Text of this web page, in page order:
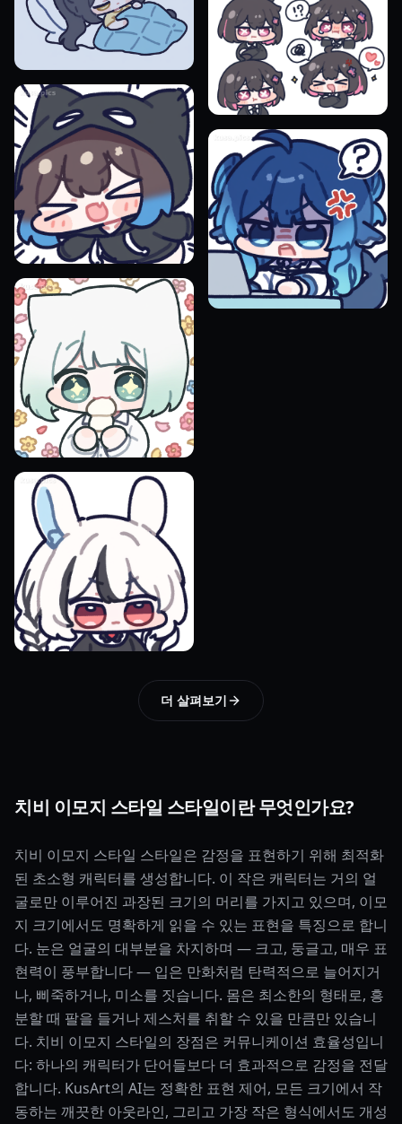
더 살펴보기
치비 이모지 스타일 스타일이란 무엇인가요?
치비 이모지 스타일 스타일은 감정을 표현하기 위해 최적화
된 초소형 캐릭터를 생성합니다. 이 작은 캐릭터는 거의 얼
굴로만 이루어진 과장된 크기의 머리를 가지고 있으며, 이모
지 크기에서도 명확하게 읽을 수 있는 표현을 특징으로 합니
다. 눈은 얼굴의 대부분을 차지하며 — 크고, 둥글고, 매우 표
현력이 풍부합니다 — 입은 만화처럼 탄력적으로 늘어지거
나, 삐죽하거나, 미소를 짓습니다. 몸은 최소한의 형태로, 흥
분할 때 팔을 들거나 제스처를 취할 수 있을 만큼만 있습니
다. 치비 이모지 스타일의 장점은 커뮤니케이션 효율성입니
다: 하나의 캐릭터가 단어들보다 더 효과적으로 감정을 전달
합니다. KusArt의 AI는 정확한 표현 제어, 모든 크기에서 작
동하는 깨끗한 아웃라인, 그리고 가장 작은 형식에서도 개성